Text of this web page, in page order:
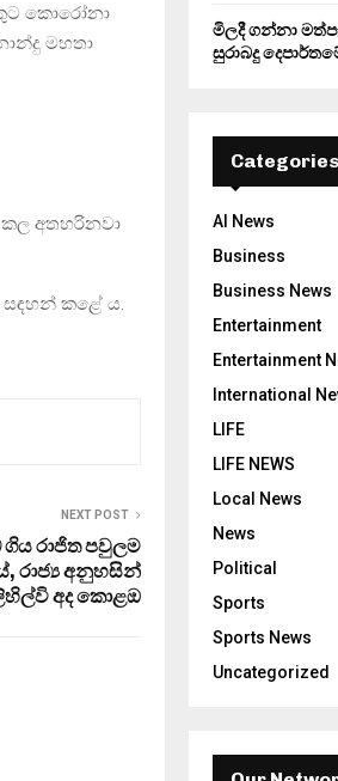
කොරෝනා
මහතා
අතහරිනවා
කළේ ය.
NEXT POST
රාජිත පවුලම
රාජ්‍ය අනුහසින්
අද කොළඔ
මිලදී ගන්නා
සුරාබදු
Categories
AI News
Business
Business News
Entertainment
Entertainment
International
LIFE
LIFE NEWS
Local News
News
Political
Sports
Sports News
Uncategorized